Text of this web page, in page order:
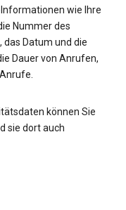
wie Ihre
Nummer des
Datum und die
Dauer von Anrufen,
können Sie
sie dort auch